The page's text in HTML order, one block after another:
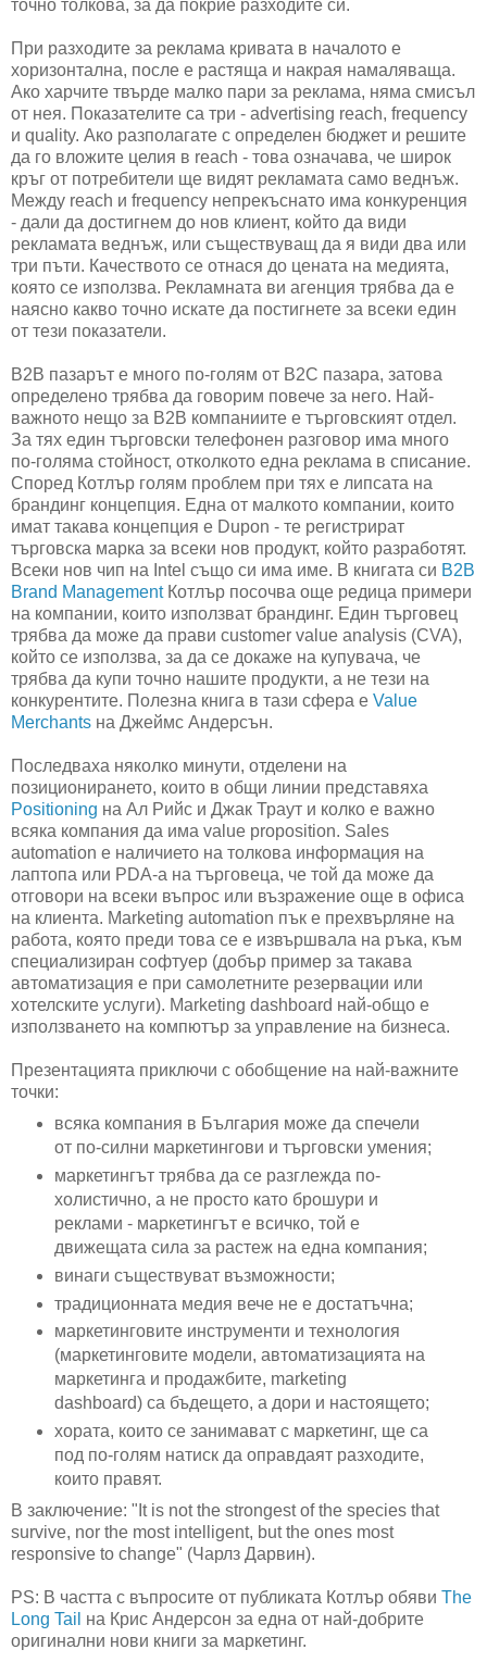
точно толкова, за да покрие разходите си.
При разходите за реклама кривата в началото е
хоризонтална, после е растяща и накрая намаляваща.
Ако харчите твърде малко пари за реклама, няма смисъл
от нея. Показателите са три - advertising reach, frequency
и quality. Ако разполагате с определен бюджет и решите
да го вложите целия в reach - това означава, че широк
кръг от потребители ще видят рекламата само веднъж.
Между reach и frequency непрекъснато има конкуренция
- дали да достигнем до нов клиент, който да види
рекламата веднъж, или съществуващ да я види два или
три пъти. Качеството се отнася до цената на медията,
която се използва. Рекламната ви агенция трябва да е
наясно какво точно искате да постигнете за всеки един
от тези показатели.
B2B пазарът е много по-голям от B2C пазара, затова
определено трябва да говорим повече за него. Най-
важното нещо за B2B компаниите е търговският отдел.
За тях един търговски телефонен разговор има много
по-голяма стойност, отколкото една реклама в списание.
Според Котлър голям проблем при тях е липсата на
брандинг концепция. Една от малкото компании, които
имат такава концепция е Dupon - те регистрират
търговска марка за всеки нов продукт, който разработят.
Всеки нов чип на Intel също си има име. В книгата си B2B
Brand ManagementКотлър посочва още редица примери
на компании, които използват брандинг. Един търговец
трябва да може да прави customer value analysis (CVA),
който се използва, за да се докаже на купувача, че
трябва да купи точно нашите продукти, а не тези на
конкурентите. Полезна книга в тази сфера е Value
Merchants на Джеймс Андерсън.
Последваха няколко минути, отделени на
позиционирането, които в общи линии представяха
Positioning на Ал Рийс и Джак Траут и колко е важно
всяка компания да има value proposition. Sales
automation е наличието на толкова информация на
лаптопа или PDA-а на търговеца, че той да може да
отговори на всеки въпрос или възражение още в офиса
на клиента. Marketing automation пък е прехвърляне на
работа, която преди това се е извършвала на ръка, към
специализиран софтуер (добър пример за такава
автоматизация е при самолетните резервации или
хотелските услуги). Marketing dashboard най-общо е
използването на компютър за управление на бизнеса.
Презентацията приключи с обобщение на най-важните
точки:
всяка компания в България може да спечели
от по-силни маркетингови и търговски умения;
маркетингът трябва да се разглежда по-
холистично, а не просто като брошури и
реклами - маркетингът е всичко, той е
движещата сила за растеж на една компания;
винаги съществуват възможности;
традиционната медия вече не е достатъчна;
маркетинговите инструменти и технология
(маркетинговите модели, автоматизацията на
маркетинга и продажбите, marketing
dashboard) са бъдещето, а дори и настоящето;
хората, които се занимават с маркетинг, ще са
под по-голям натиск да оправдаят разходите,
които правят.
В заключение: "It is not the strongest of the species that
survive, nor the most intelligent, but the ones most
responsive to change" (Чарлз Дарвин).
PS: В частта с въпросите от публиката Котлър обяви The
Long Tail на Крис Андерсон за една от най-добрите
оригинални нови книги за маркетинг.